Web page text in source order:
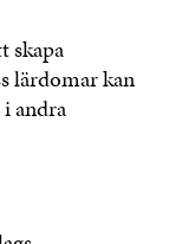
skapa
lärdomar kan
andra